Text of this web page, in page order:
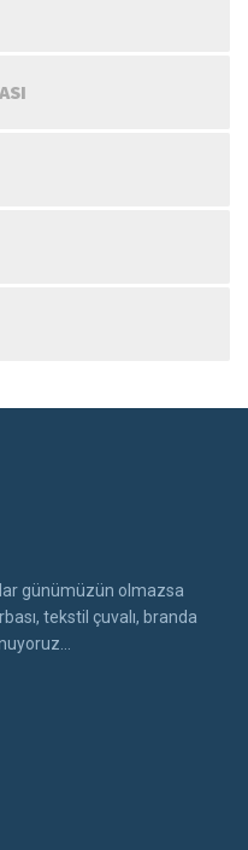
günümüzün olmazsa
tekstil çuvalı, branda